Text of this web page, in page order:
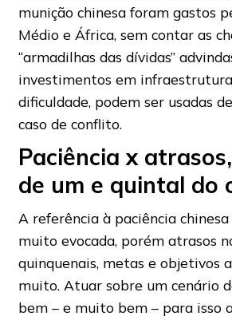
munição chinesa foram gastos
Médio e África, sem contar as
“armadilhas das dívidas”
investimentos em
dificuldade, podem ser usadas
caso de conflito.
Paciência x
de um e quintal do
A referência à paciência
muito evocada, porém atrasos
quinquenais, metas e objetivos
muito. Atuar sobre um cenário
bem – e muito bem – para isso